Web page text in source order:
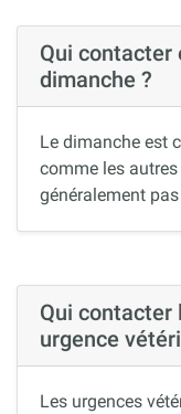
Qui contacter
dimanche ?
Le dimanche est
comme les
généralement
Qui contacter
urgence
Les urgences